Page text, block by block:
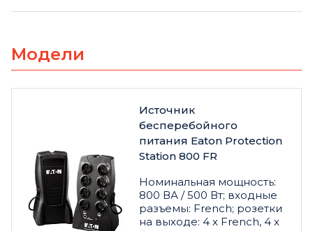
Модели
Источник
бесперебойного
питания Eaton Protection
Station 800 FR
Номинальная мощность:
800 ВА / 500 Вт; входные
разъемы: French; розетки
на выходе: 4 х French, 4 х